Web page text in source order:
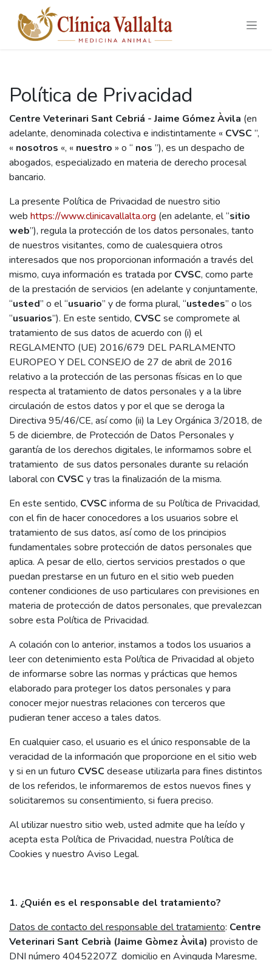
Skip to Content
Política de Privacidad
Centre Veterinari Sant Cebriá - Jaime Gómez Àvila (en
adelante, denominada colectiva e indistintamente « CVSC”,
« nosotros «, « nuestro » o “ nos ”), es un despacho de
abogados, especializado en materia de derecho procesal
bancario.
La presente Política de Privacidad de nuestro sitio
web https://www.clinicavallalta.org (en adelante, el “sitio
web”), regula la protección de los datos personales, tanto
de nuestros visitantes, como de cualesquiera otros
interesados que nos proporcionan información a través del
mismo, cuya información es tratada por CVSC, como parte
de la prestación de servicios (en adelante y conjuntamente,
“usted” o el “usuario” y de forma plural, “ustedes” o los
“usuarios”). En este sentido, CVSCse compromete al
tratamiento de sus datos de acuerdo con (i) el
REGLAMENTO (UE) 2016/679 DEL PARLAMENTO
EUROPEO Y DEL CONSEJO de 27 de abril de 2016
relativo a la protección de las personas físicas en lo que
respecta al tratamiento de datos personales y a la libre
circulación de estos datos y por el que se deroga la
Directiva 95/46/CE, así como (ii) la Ley Orgánica 3/2018, de
5 de diciembre, de Protección de Datos Personales y
garantía de los derechos digitales, le informamos sobre el
tratamiento de sus datos personales durante su relación
laboral con CVSCy tras la finalización de la misma.
En este sentido, CVSCinforma de su Política de Privacidad,
con el fin de hacer conocedores a los usuarios sobre el
tratamiento de sus datos, así como de los principios
fundamentales sobre protección de datos personales que
aplica. A pesar de ello, ciertos servicios prestados o que
puedan prestarse en un futuro en el sitio web pueden
contener condiciones de uso particulares con previsiones en
materia de protección de datos personales, que prevalezcan
sobre esta Política de Privacidad.
A colación con lo anterior, instamos a todos los usuarios a
leer con detenimiento esta Política de Privacidad al objeto
de informarse sobre las normas y prácticas que hemos
elaborado para proteger los datos personales y para
conocer mejor nuestras relaciones con terceros que
pudieran tener acceso a tales datos.
En cualquier caso, el usuario es el único responsable de la
veracidad de la información que proporcione en el sitio web
y si en un futuro CVSCdesease utilizarla para fines distintos
de los referidos, le informaremos de estos nuevos fines y
solicitaremos su consentimiento, si fuera preciso.
Al utilizar nuestro sitio web, usted admite que ha leído y
acepta esta Política de Privacidad, nuestra Política de
Cookies y nuestro Aviso Legal.
1. ¿Quién es el responsable del tratamiento?
Datos de contacto del responsable del tratamiento: Centre
Veterinari Sant Cebrià (Jaime Gòmez Àvila) provisto de
DNI número 40452207Z domicilio en Avinguda Maresme,